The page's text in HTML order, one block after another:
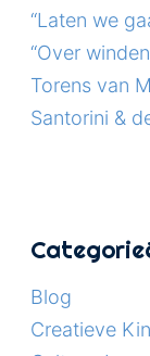
“Laten we
“Over
Torens van
Santorini &
Blog
Creatieve